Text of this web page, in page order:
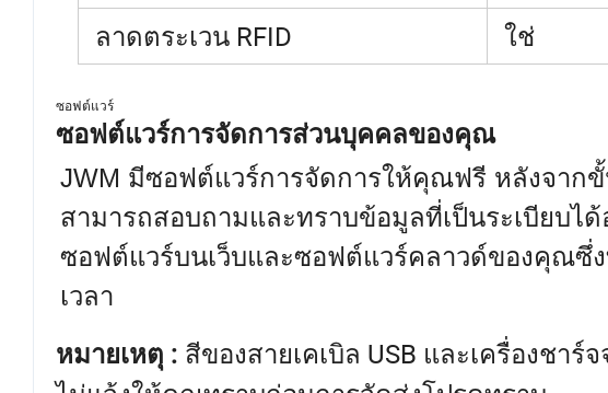
ลาดตระเวน RFID
ใช่
ซอฟต์แวร์
ซอฟต์แวร์การจัดการส่วนบุคคลของคุณ
JWM มีซอฟต์แวร์การจัดการให้คุณฟรี หลังจาก
สามารถสอบถามและทราบข้อมูลที่เป็นระเบียบไ
ซอฟต์แวร์บนเว็บและซอฟต์แวร์คลาวด์ของคุณซึ่
เวลา
หมายเหตุ : สีของสายเคเบิล USB และเครื่องชา